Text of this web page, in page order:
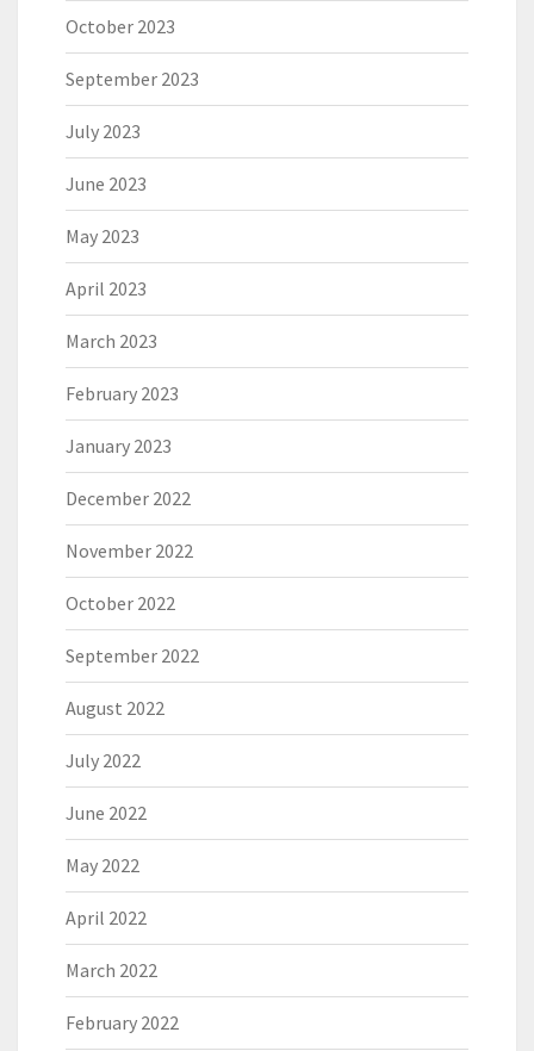
October 2023
September 2023
July 2023
June 2023
May 2023
April 2023
March 2023
February 2023
January 2023
December 2022
November 2022
October 2022
September 2022
August 2022
July 2022
June 2022
May 2022
April 2022
March 2022
February 2022